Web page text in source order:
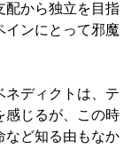
配から独立を目指
インにとって邪魔
ネディクトは、テ
感じるが、この時
など知る由もなか